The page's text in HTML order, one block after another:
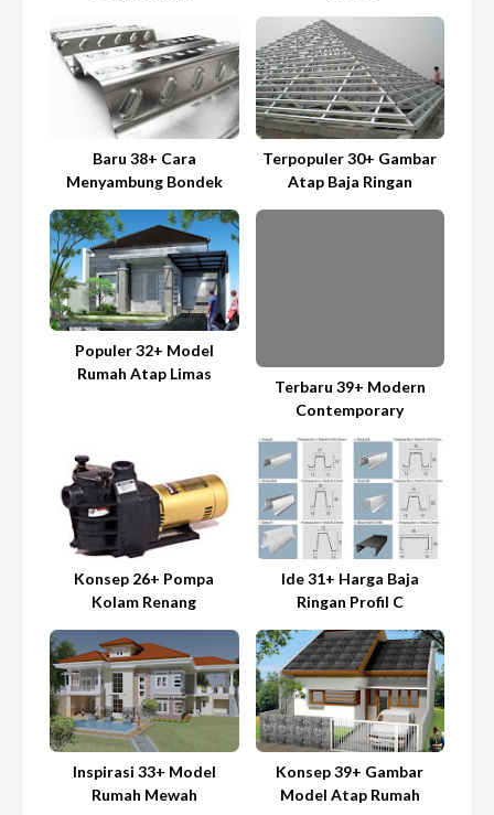
Baru 38+ Cara
Menyambung Bondek
Terpopuler 30+ Gambar
Atap Baja Ringan
Populer 32+ Model
Rumah Atap Limas
Terbaru 39+ Modern
Contemporary
Konsep 26+ Pompa
Kolam Renang
Ide 31+ Harga Baja
Ringan Profil C
Inspirasi 33+ Model
Rumah Mewah
Konsep 39+ Gambar
Model Atap Rumah